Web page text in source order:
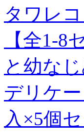
タワレ
【全1-
と幼な
デリケ
入×5個